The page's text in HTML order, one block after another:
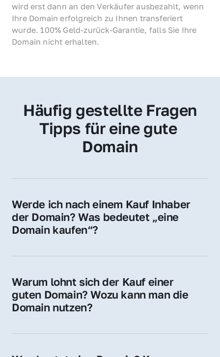
wird erst dann an den Verkäufer ausbezahlt, wenn
Ihre Domain erfolgreich zu Ihnen transferiert
wurde. 100% Geld-zurück-Garantie, falls Sie Ihre
Domain nicht erhalten.
Häufig gestellte Fragen
Tipps für eine gute
Domain
Werde ich nach einem Kauf Inhaber
der Domain? Was bedeutet „eine
Domain kaufen“?
Sie erhalten alle Rechte zur Nutzung,
Domain.
Warum lohnt sich der Kauf einer
guten Domain? Wozu kann man die
Domain nutzen?
Vertrauen und Markenwert. Nutzen Sie sie